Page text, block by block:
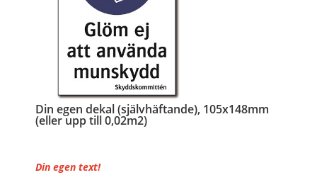
Din egen dekal (självhäftande), 105x148mm
(eller upp till 0,02m2)
Din egen text!